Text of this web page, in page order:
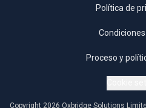
Política de
Proceso y
Copyright 2026 Oxbridge Solutions